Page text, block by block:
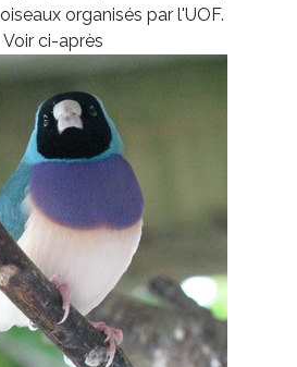
organisés par l'UOF.
Voir ci-après